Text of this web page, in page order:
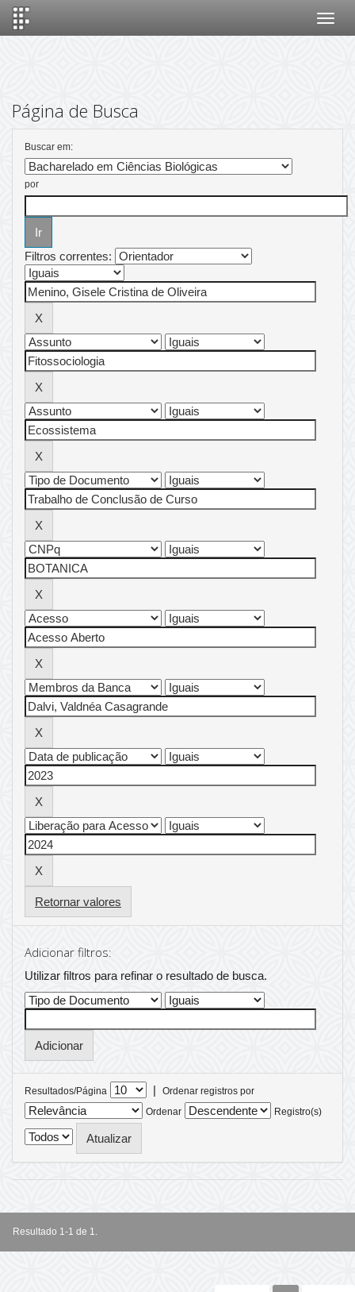
Página de Busca
Buscar em:
por
Filtros correntes:
Retornar valores
Adicionar filtros:
Utilizar filtros para refinar o resultado de busca.
Resultados/Página |
Ordenar registros por
Ordenar
Registro(s)
Resultado 1-1 de 1.